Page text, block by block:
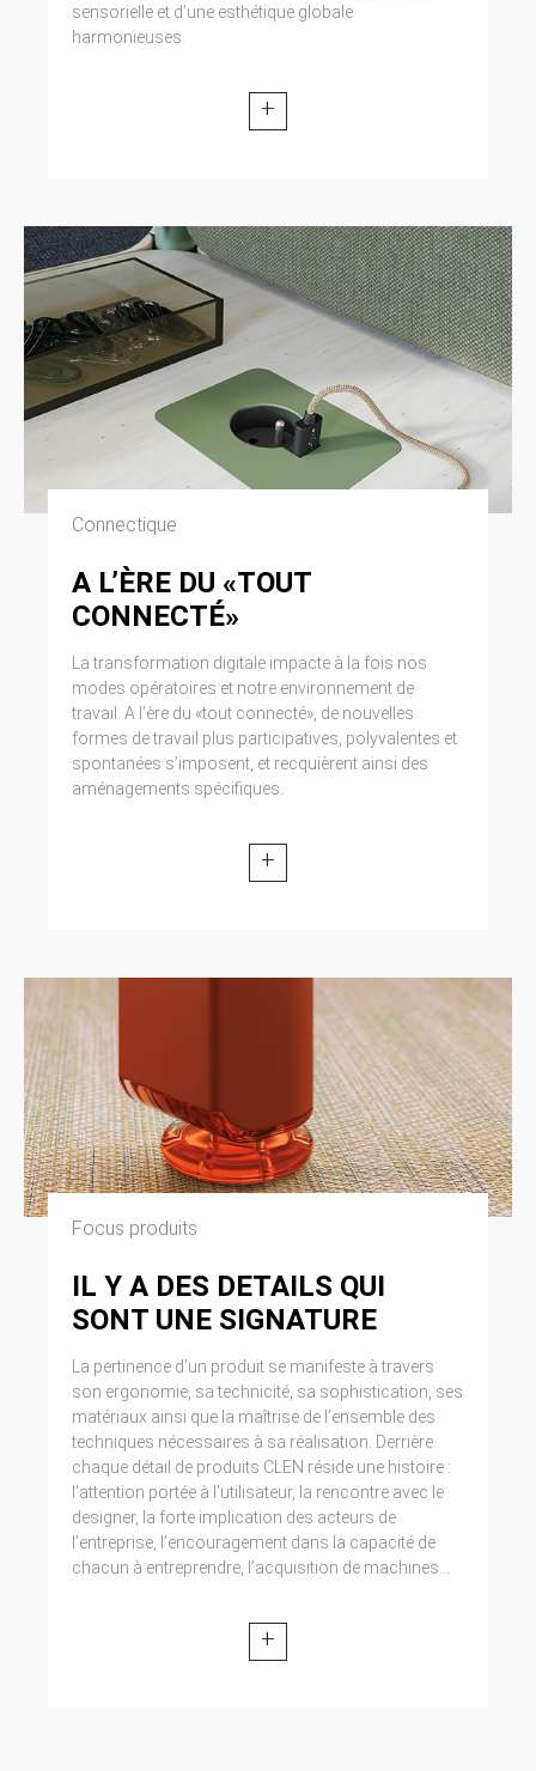
sensorielle et d’une esthétique globale
harmonieuses.
+
Connectique
A L’ÈRE DU «TOUT
CONNECTÉ»
La transformation digitale impacte à la fois nos
modes opératoires et notre environnement de
travail. A l’ère du «tout connecté», de nouvelles
formes de travail plus participatives, polyvalentes et
spontanées s’imposent, et recquièrent ainsi des
aménagements spécifiques.
+
Focus produits
IL Y A DES DETAILS QUI
SONT UNE SIGNATURE
La pertinence d’un produit se manifeste à travers
son ergonomie, sa technicité, sa sophistication, ses
matériaux ainsi que la maîtrise de l’ensemble des
techniques nécessaires à sa réalisation. Derrière
chaque détail de produits CLEN réside une histoire :
l’attention portée à l’utilisateur, la rencontre avec le
designer, la forte implication des acteurs de
l’entreprise, l’encouragement dans la capacité de
chacun à entreprendre, l’acquisition de machines...
+